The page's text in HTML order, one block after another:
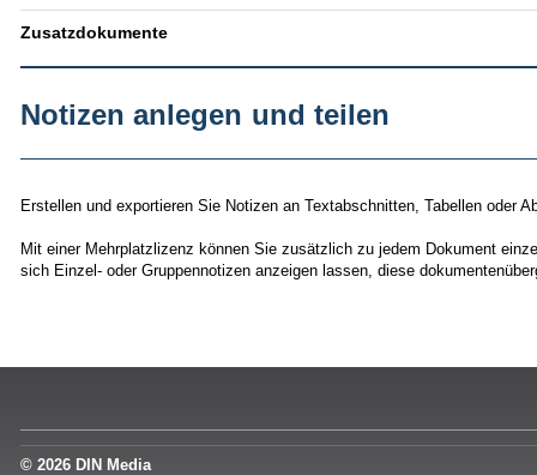
Zusatzdokumente
Notizen anlegen und teilen
Erstellen und exportieren Sie Notizen an Textabschnitten, Tabellen oder
Mit einer Mehrplatzlizenz können Sie zusätzlich zu jedem Dokument
sich Einzel- oder Gruppennotizen anzeigen lassen, diese
© 2026 DIN Media